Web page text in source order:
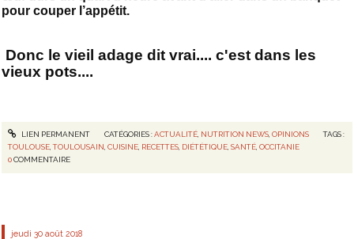
pour couper l’appétit.
Donc le vieil adage dit vrai.... c'est dans les
vieux pots....
LIEN PERMANENT CATÉGORIES :ACTUALITÉ, NUTRITION NEWS, OPINIONS
TAGS :
TOULOUSE,TOULOUSAIN,CUISINE, RECETTES, DIÉTÉTIQUE,SANTÉ,OCCITANIE
0COMMENTAIRE
jeudi 30 août 2018